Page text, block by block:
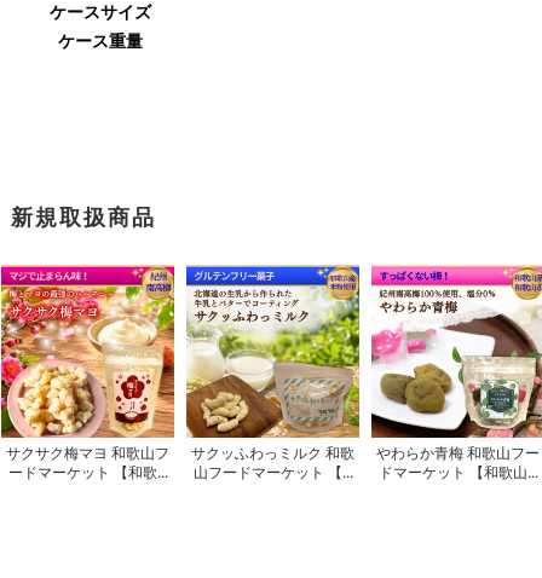
ケースサイズ
ケース重量
新規取扱商品
サクサク梅マヨ 和歌山フ
ードマーケット 【和歌...
サクッふわっミルク 和歌
山フードマーケット 【...
やわらか青梅 和歌山フー
ドマーケット 【和歌山...